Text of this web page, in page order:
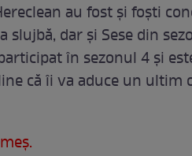
au fost și foști
slujbă, dar și Sese din
în sezonul 4 și
că îi va aduce un ultim